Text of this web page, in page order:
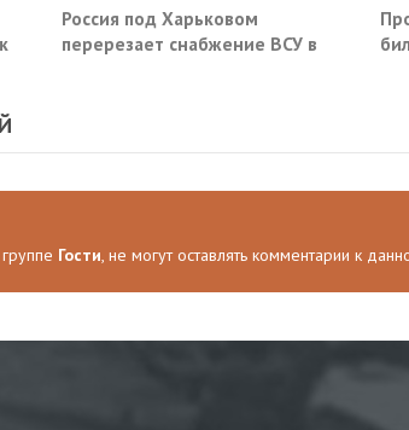
Россия под Харьковом
перерезает снабжение ВСУ в
Гости, не могут оставлять комментарии к